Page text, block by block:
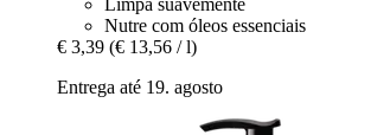
Nutre com óleos essenciais
€ 3,39 (€ 13,56 / l)
Entrega até 19. agosto